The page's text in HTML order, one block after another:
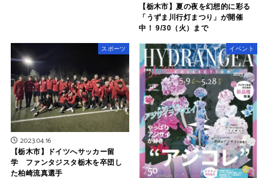
【栃木市】夏の夜を幻想的に彩る
「うずま川行灯まつり」が開催
中！ 9/30（火）まで
スポーツ
2023.04.16
【栃木市】ドイツへサッカー留
学 ファンタジスタ栃木を卒団し
た柏崎流真選手
イベント